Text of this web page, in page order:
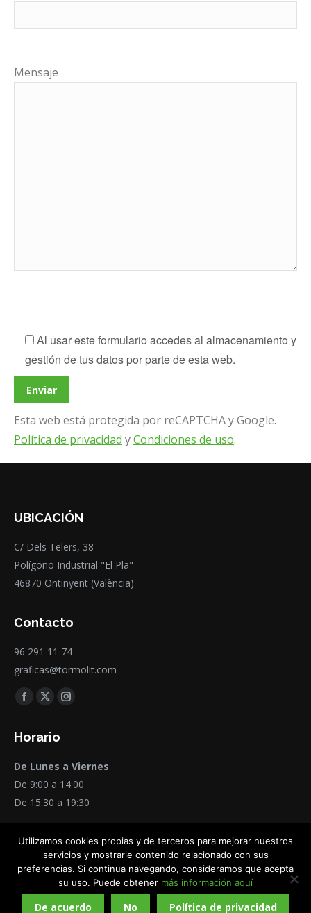
Mensaje
Al usar este formulario accedes al almacenamiento y
gestión de tus datos por parte de esta web.
Esta web está protegida por reCAPTCHA y Google.
Política de privacidad yCondiciones de uso.
UBICACIÓN
C/ Dels Telers, 38
Polígono Industrial "El Pla"
46870 Ontinyent (València)
Contacto
96 291 11 74
graficas@tormolit.com
Encuéntranos en:
Facebook
opens
X
opens
Instagram
Horario
De Lunes a Viernes
De 9:00 a 14:00
De 15:30 a 19:30
2019 © Gráficas Tormo-Lit, S.L. Todos los derechos reservados.
Utilizamos cookies propias y de terceros para mejorar nuestros
servicios y mostrarle contenido relacionado con sus
preferencias. Si continua navegando, consideramos que acepta
su uso. Puede obtener más información aquí
De acuerdo No Política de privacidad